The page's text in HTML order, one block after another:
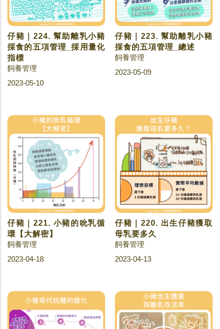
仔豬｜224. 幫助離乳小豬
採食的五項管理_採用量化
指標
飼養管理
2023-05-10
仔豬｜223. 幫助離乳小豬
採食的五項管理_總述
飼養管理
2023-05-09
仔豬｜221. 小豬的吮乳循
環【大解密】
飼養管理
2023-04-18
仔豬｜220. 出生仔豬獲取
母乳要多久
飼養管理
2023-04-13